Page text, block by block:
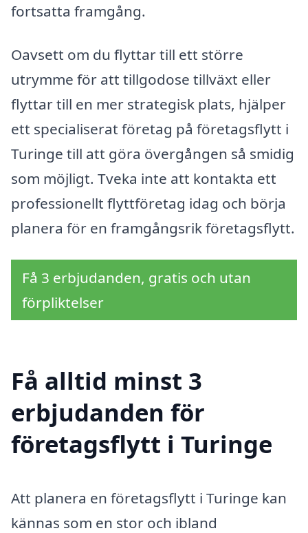
fortsatta framgång.
Oavsett om du flyttar till ett större
utrymme för att tillgodose tillväxt eller
flyttar till en mer strategisk plats, hjälper
ett specialiserat företag på företagsflytt i
Turinge till att göra övergången så smidig
som möjligt. Tveka inte att kontakta ett
professionellt flyttföretag idag och börja
planera för en framgångsrik företagsflytt.
Få 3 erbjudanden, gratis och utan
förpliktelser
Få alltid minst 3
erbjudanden för
företagsflytt i Turinge
Att planera en företagsflytt i Turinge kan
kännas som en stor och ibland